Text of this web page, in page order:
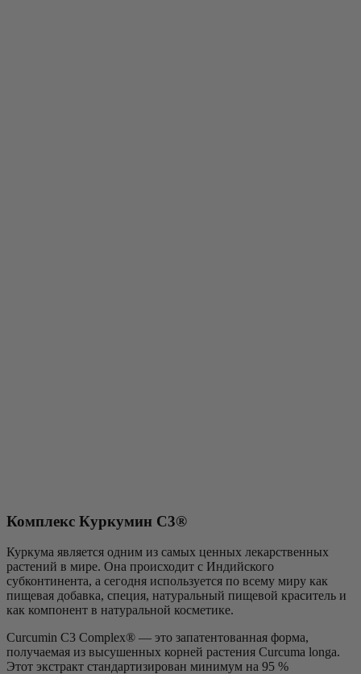
Комплекс Куркумин С3®
Куркума является одним из самых ценных лекарственных
растений в мире. Она происходит с Индийского
субконтинента, а сегодня используется по всему миру как
пищевая добавка, специя, натуральный пищевой краситель и
как компонент в натуральной косметике.
Curcumin C3 Complex® — это запатентованная форма,
получаемая из высушенных корней растения Curcuma longa.
Этот экстракт стандартизирован минимум на 95 %